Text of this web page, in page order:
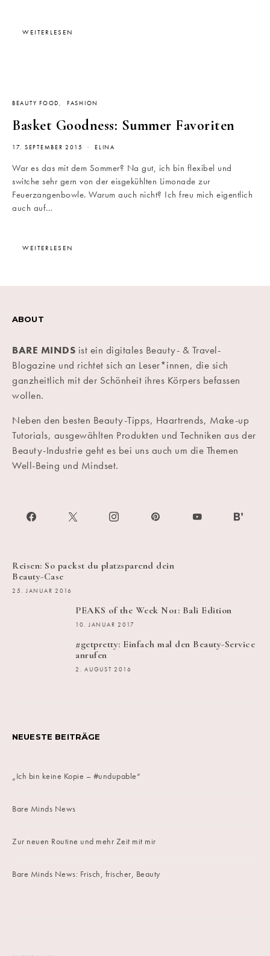
WEITERLESEN
BEAUTY FOOD FASHION
Basket Goodness: Summer Favoriten
17. SEPTEMBER 2015 ELINA
War es das mit dem Sommer? Na gut, ich bin flexibel und
switche sehr gern von der eisgekühlten Limonade zur
Feuerzangenbowle. Warum auch nicht? Ich freu mich eigentlich
auch auf…
WEITERLESEN
ABOUT
BARE MINDS ist ein digitales Beauty- & Travel-
Blogazine und richtet sich an Leser*innen, die sich
ganzheitlich mit der Schönheit ihres Körpers befassen
wollen.
Neben den besten Beauty-Tipps, Haartrends, Make-up
Tutorials, ausgewählten Produkten und Techniken aus der
Beauty-Industrie geht es bei uns auch um die Themen
Well-Being und Mindset.
Reisen: So packst du platzsparend dein
Beauty-Case
25. JANUAR 2016
PEAKS of the Week No1: Bali Edition
10. JANUAR 2017
#getpretty: Einfach mal den Beauty-Service
anrufen
2. AUGUST 2016
NEUESTE BEITRÄGE
„Ich bin keine Kopie – #undupable“
Bare Minds News
Zur neuen Routine und mehr Zeit mit mir
Bare Minds News: Frisch, frischer, Beauty